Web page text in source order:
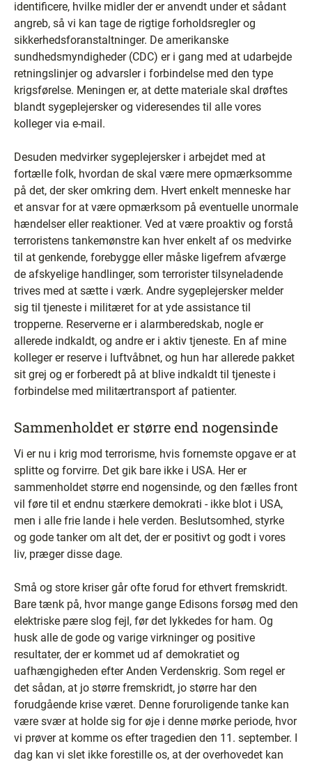
identificere, hvilke midler der er anvendt under et sådant
angreb, så vi kan tage de rigtige forholdsregler og
sikkerhedsforanstaltninger. De amerikanske
sundhedsmyndigheder (CDC) er i gang med at udarbejde
retningslinjer og advarsler i forbindelse med den type
krigsførelse. Meningen er, at dette materiale skal drøftes
blandt sygeplejersker og videresendes til alle vores
kolleger via e-mail.
Desuden medvirker sygeplejersker i arbejdet med at
fortælle folk, hvordan de skal være mere opmærksomme
på det, der sker omkring dem. Hvert enkelt menneske har
et ansvar for at være opmærksom på eventuelle unormale
hændelser eller reaktioner. Ved at være proaktiv og forstå
terroristens tankemønstre kan hver enkelt af os medvirke
til at genkende, forebygge eller måske ligefrem afværge
de afskyelige handlinger, som terrorister tilsyneladende
trives med at sætte i værk. Andre sygeplejersker melder
sig til tjeneste i militæret for at yde assistance til
tropperne. Reserverne er i alarmberedskab, nogle er
allerede indkaldt, og andre er i aktiv tjeneste. En af mine
kolleger er reserve i luftvåbnet, og hun har allerede pakket
sit grej og er forberedt på at blive indkaldt til tjeneste i
forbindelse med militærtransport af patienter.
Sammenholdet er større end nogensinde
Vi er nu i krig mod terrorisme, hvis fornemste opgave er at
splitte og forvirre. Det gik bare ikke i USA. Her er
sammenholdet større end nogensinde, og den fælles front
vil føre til et endnu stærkere demokrati - ikke blot i USA,
men i alle frie lande i hele verden. Beslutsomhed, styrke
og gode tanker om alt det, der er positivt og godt i vores
liv, præger disse dage.
Små og store kriser går ofte forud for ethvert fremskridt.
Bare tænk på, hvor mange gange Edisons forsøg med den
elektriske pære slog fejl, før det lykkedes for ham. Og
husk alle de gode og varige virkninger og positive
resultater, der er kommet ud af demokratiet og
uafhængigheden efter Anden Verdenskrig. Som regel er
det sådan, at jo større fremskridt, jo større har den
forudgående krise været. Denne foruroligende tanke kan
være svær at holde sig for øje i denne mørke periode, hvor
vi prøver at komme os efter tragedien den 11. september. I
dag kan vi slet ikke forestille os, at der overhovedet kan